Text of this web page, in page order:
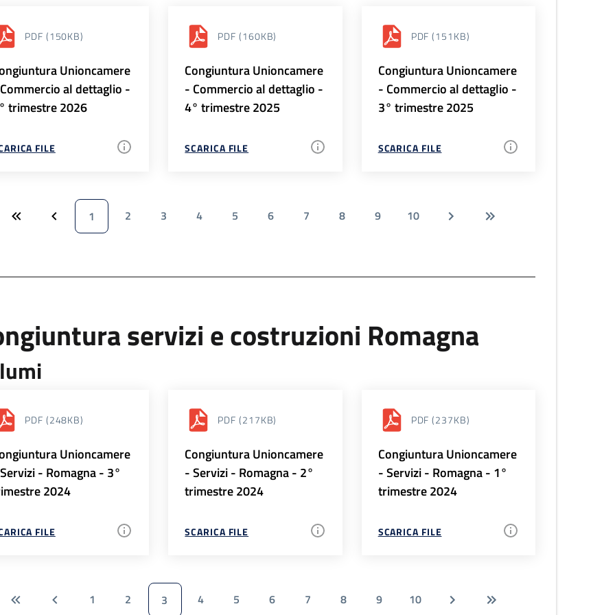
PDF (150KB)
Unioncamere
al dettaglio -
trimestre 2026
FILE
PDF (160KB)
Congiuntura Unioncamere
- Commercio al dettaglio -
4° trimestre 2025
SCARICA FILE
PDF (151KB)
Congiuntura Unioncamere
- Commercio al dettaglio -
3° trimestre 2025
SCARICA FILE
1 2 3 4 5 6 7 8 9 10
servizi e costruzioni Romagna
PDF (248KB)
Unioncamere
- Romagna - 3°
2024
FILE
PDF (217KB)
Congiuntura Unioncamere
- Servizi - Romagna - 2°
trimestre 2024
SCARICA FILE
PDF (237KB)
Congiuntura Unioncamere
- Servizi - Romagna - 1°
trimestre 2024
SCARICA FILE
1 2 3 4 5 6 7 8 9 10